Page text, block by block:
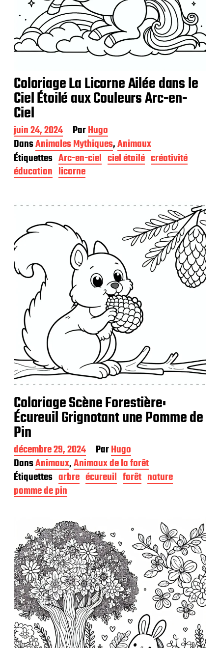
Coloriage La Licorne Ailée dans le
Ciel Étoilé aux Couleurs Arc-en-
Ciel
D
a
t
e
d
e
b
c
a
t
i
o
juin 24, 2024 ParHugo
DansAnimales Mythiques,Animaux
Étiquettes Arc-en-ciel ciel étoilé créativité
éducation licorne
Coloriage Scène Forestière:
Écureuil Grignotant une Pomme de
Pin
D
a
t
e
d
e
i
c
a
t
i
o
n
décembre 29, 2024 ParHugo
DansAnimaux,Animaux de la forêt
Étiquettes arbre écureuil forêt nature
pomme de pin